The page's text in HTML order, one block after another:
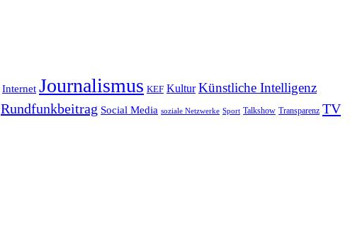
Internet Journalismus KEF Kultur Künstliche Intelligenz
Rundfunkbeitrag Social Media soziale Netzwerke Sport Talkshow Transparenz TV